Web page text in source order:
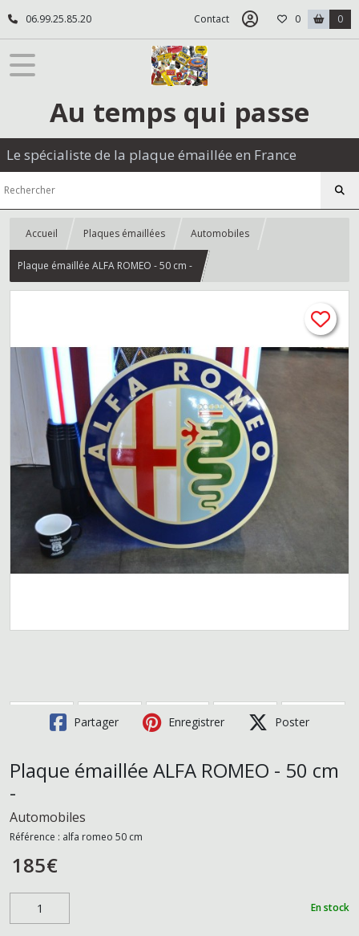
06.99.25.85.20 Contact 0 0
Au temps qui passe
Le spécialiste de la plaque émaillée en France
Accueil Plaques émaillées Automobiles
Plaque émaillée ALFA ROMEO - 50 cm -
Partager Enregistrer Poster
Plaque émaillée ALFA ROMEO - 50 cm
-
Automobiles
Référence : alfa romeo 50 cm
185€
En stock